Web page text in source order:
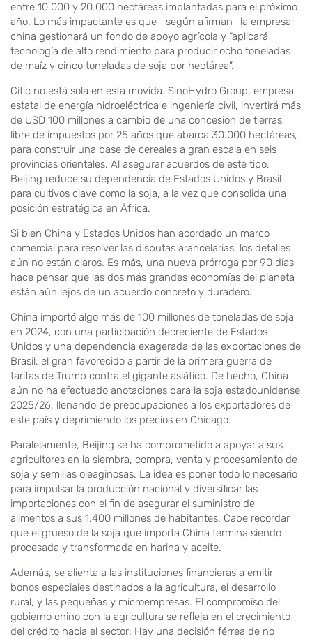
entre 10.000 y 20.000 hectáreas implantadas para el próximo
año. Lo más impactante es que –según afirman- la empresa
china gestionará un fondo de apoyo agrícola y “aplicará
tecnología de alto rendimiento para producir ocho toneladas
de maíz y cinco toneladas de soja por hectárea”.
Citic no está sola en esta movida. SinoHydro Group, empresa
estatal de energía hidroeléctrica e ingeniería civil, invertirá más
de USD 100 millones a cambio de una concesión de tierras
libre de impuestos por 25 años que abarca 30.000 hectáreas,
para construir una base de cereales a gran escala en seis
provincias orientales. Al asegurar acuerdos de este tipo,
Beijing reduce su dependencia de Estados Unidos y Brasil
para cultivos clave como la soja, a la vez que consolida una
posición estratégica en África.
Si bien China y Estados Unidos han acordado un marco
comercial para resolver las disputas arancelarias, los detalles
aún no están claros. Es más, una nueva prórroga por 90 días
hace pensar que las dos más grandes economías del planeta
están aún lejos de un acuerdo concreto y duradero.
China importó algo más de 100 millones de toneladas de soja
en 2024, con una participación decreciente de Estados
Unidos y una dependencia exagerada de las exportaciones de
Brasil, el gran favorecido a partir de la primera guerra de
tarifas de Trump contra el gigante asiático. De hecho, China
aún no ha efectuado anotaciones para la soja estadounidense
2025/26, llenando de preocupaciones a los exportadores de
este país y deprimiendo los precios en Chicago.
Paralelamente, Beijing se ha comprometido a apoyar a sus
agricultores en la siembra, compra, venta y procesamiento de
soja y semillas oleaginosas. La idea es poner todo lo necesario
para impulsar la producción nacional y diversificar las
importaciones con el fin de asegurar el suministro de
alimentos a sus 1.400 millones de habitantes. Cabe recordar
que el grueso de la soja que importa China termina siendo
procesada y transformada en harina y aceite.
Además, se alienta a las instituciones financieras a emitir
bonos especiales destinados a la agricultura, el desarrollo
rural, y las pequeñas y microempresas. El compromiso del
gobierno chino con la agricultura se refleja en el crecimiento
del crédito hacia el sector: Hay una decisión férrea de no